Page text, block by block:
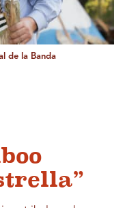
de la Banda